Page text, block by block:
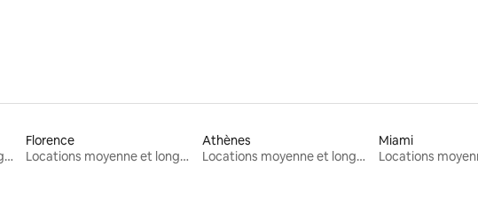
Locations moyenne et longue durée
Florence
Locations moyenne et longue durée
Athènes
Locations moyenne et longue durée
Miami